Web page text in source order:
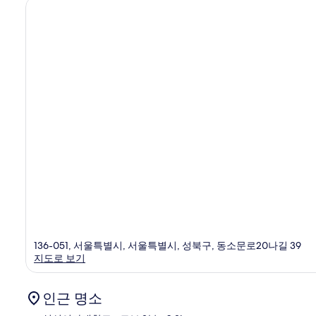
136-051, 서울특별시, 서울특별시, 성북구, 동소문로20나길 39
지도로 보기
인근 명소